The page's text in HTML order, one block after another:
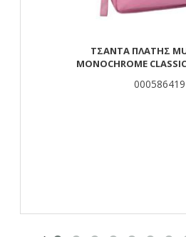
ΤΣΆΝΤΑ ΠΛΆΤΗΣ
MONOCHROME
000586419